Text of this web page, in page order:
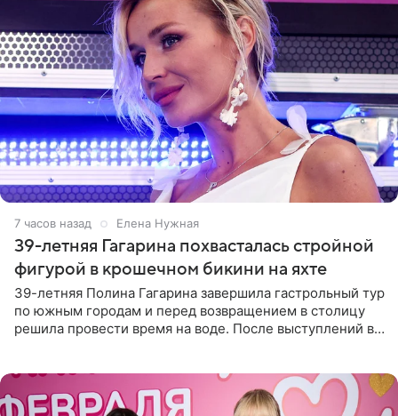
7 часов назад Елена Нужная
39-летняя Гагарина похвасталась стройной
фигурой в крошечном бикини на яхте
39-летняя Полина Гагарина завершила гастрольный тур
по южным городам и перед возвращением в столицу
решила провести время на воде. После выступлений в